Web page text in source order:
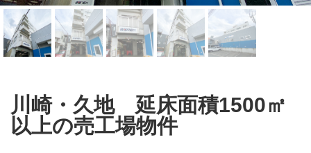
川崎・久地 延床面積1500㎡
以上の売工場物件